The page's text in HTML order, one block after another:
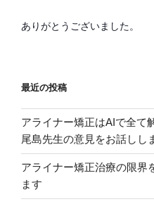
ありがとうございました。
最近の投稿
アライナー矯正はAIで全て
尾島先生の意見をお話しし
アライナー矯正治療の限界
ます